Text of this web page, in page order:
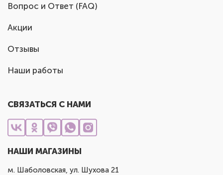
Вопрос и Ответ (FAQ)
Акции
Отзывы
Наши работы
СВЯЗАТЬСЯ С НАМИ
НАШИ МАГАЗИНЫ
м. Шаболовская, ул. Шухова 21